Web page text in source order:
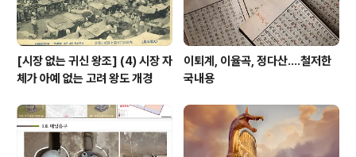
[시장 없는 귀신 왕조] (4) 시장 자
체가 아예 없는 고려 왕도 개경
이퇴계, 이율곡, 정다산....철저한
국내용